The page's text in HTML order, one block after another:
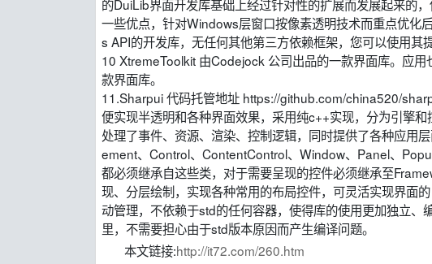
的DuiLib界面开发库基础上经过针对性的扩展而发展起来的
一些优点，针对Windows层窗口按像素透明技术而重点优
s API的开发库，无任何其他第三方依赖框架，您可以使用
10 XtremeToolkit 由Codejock 公司出品的一款界面库。应
款界面库。
11.Sharpui 代码托管地址 https://github.com/china520/
便实现半透明和各种界面效果，采用纯c++实现，分为引擎
处理了事件、资源、渲染、控制逻辑，同时提供了各种应用
ement、Control、ContentControl、Window、Panel、
都必须继承自这些类，对于需要呈现的控件必须继承至
现、分层绘制，实现各种常用的布局控件，可灵活实现界面
动管理，不依赖于std的任何容器，使得库的使用更加独立
里，不需要担心由于std版本原因而产生编译问题。
本文链接:http://it72.com/260.htm